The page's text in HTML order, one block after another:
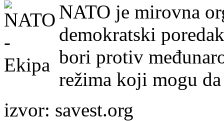
NATO je mirovna
demokratski
bori protiv
režima koji mogu
izvor: savest.org